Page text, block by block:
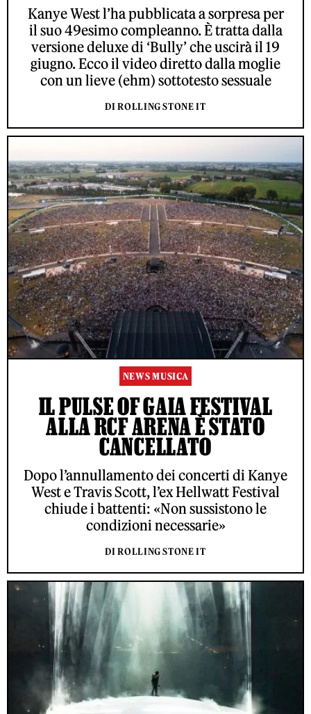
Kanye West l’ha pubblicata a sorpresa per
il suo 49esimo compleanno. È tratta dalla
versione deluxe di ‘Bully’ che uscirà il 19
giugno. Ecco il video diretto dalla moglie
con un lieve (ehm) sottotesto sessuale
DI ROLLING STONE IT
NEWS MUSICA
IL PULSE OF GAIA FESTIVAL
ALLA RCF ARENA È STATO
CANCELLATO
Dopo l’annullamento dei concerti di Kanye
West e Travis Scott, l’ex Hellwatt Festival
chiude i battenti: «Non sussistono le
condizioni necessarie»
DI ROLLING STONE IT